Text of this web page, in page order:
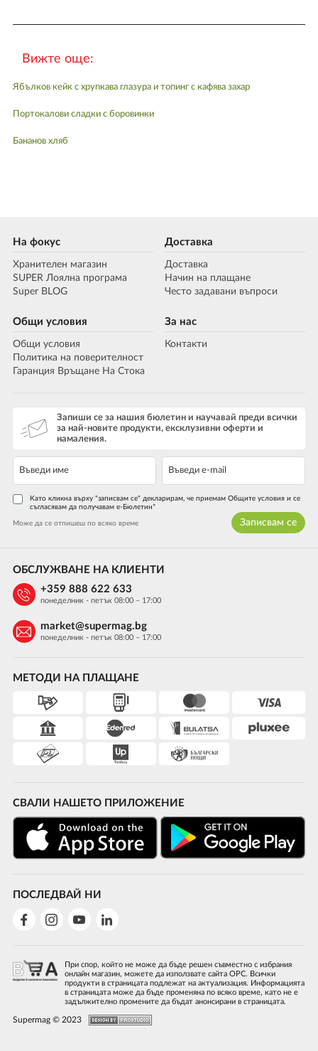
Вижте още:
Ябълков кейк с хрупкава глазура и топинг с кафява захар
Портокалови сладки с боровинки
Бананов хляб
На фокус
Хранителен магазин
SUPER Лоялна програма
Super BLOG
Доставка
Доставка
Начин на плащане
Често задавани въпроси
Общи условия
Общи условия
Политика на поверителност
Гаранция Връщане На Стока
За нас
Контакти
Запиши се за нашия бюлетин и научавай преди всички
за най-новите продукти, ексклузивни оферти и
намаления.
Като кликна върху "записвам се" декларирам, че приемам Общите условия и се
съгласявам да получавам е-Бюлетин*
Може да се отпишеш по всяко време Записвам се
МЕТОДИ НА ПЛАЩАНЕ
СВАЛИ НАШЕТО ПРИЛОЖЕНИЕ
ПОСЛЕДВАЙ НИ
ОБСЛУЖВАНЕ НА КЛИЕНТИ
+359 888 622 633
понеделник - петък 08:00 – 17:00
market@supermag.bg
понеделник - петък 08:00 – 17:00
При спор, който не може да бъде решен съвместно с избрания
онлайн магазин, можете да използвате сайта ОРС. Всички
продукти в страницата подлежат на актуализация. Информацията
в страницата може да бъде променяна по всяко време, като не е
задължително промените да бъдат анонсирани в страницата.
Supermag © 2023